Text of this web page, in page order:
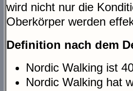
wird nicht nur die
Oberkörper werden
Definition nach dem
Nordic Walking ist
Nordic Walking hat